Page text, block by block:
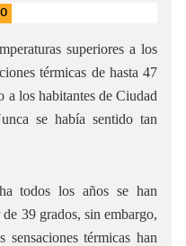
superiores a los
térmicas de hasta 47
a los habitantes de Ciudad
se había sentido tan
todos los años se han
39 grados, sin embargo,
sensaciones térmicas han